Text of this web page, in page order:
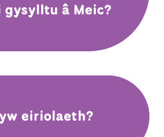
â Meic?
eiriolaeth?